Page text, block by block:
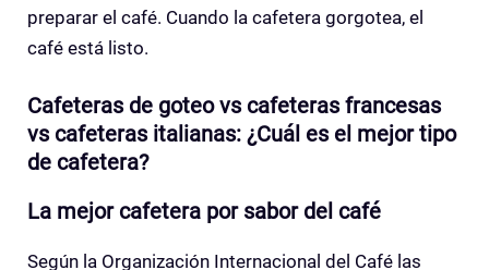
preparar el café. Cuando la cafetera gorgotea, el
café está listo.
Cafeteras de goteo vs cafeteras francesas
vs cafeteras italianas: ¿Cuál es el mejor tipo
de cafetera?
La mejor cafetera por sabor del café
Según la Organización Internacional del Café las